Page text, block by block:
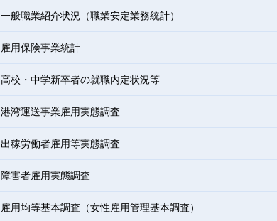
一般職業紹介状況（職業安定業務統計）
雇用保険事業統計
高校・中学新卒者の就職内定状況等
港湾運送事業雇用実態調査
出稼労働者雇用等実態調査
障害者雇用実態調査
雇用均等基本調査（女性雇用管理基本調査）